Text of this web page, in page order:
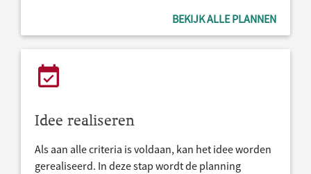
BEKIJK ALLE PLANNEN
Idee realiseren
Als aan alle criteria is voldaan, kan het idee worden
gerealiseerd. In deze stap wordt de planning